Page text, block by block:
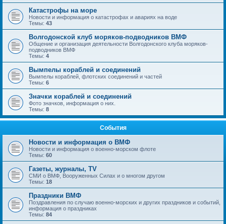
Катастрофы на море
Новости и информация о катастрофах и авариях на воде
Темы: 43
Волгодонской клуб моряков-подводников ВМФ
Общение и организация деятельности Волгодонского клуба моряков-
подводников ВМФ
Темы: 4
Вымпелы кораблей и соединений
Вымпелы кораблей, флотских соединений и частей
Темы: 6
Значки кораблей и соединений
Фото значков, информация о них.
Темы: 8
События
Новости и информация о ВМФ
Новости и информация о военно-морском флоте
Темы: 60
Газеты, журналы, TV
СМИ о ВМФ, Вооруженных Силах и о многом другом
Темы: 18
Праздники ВМФ
Поздравления по случаю военно-морских и других праздников и событий,
информация о праздниках
Темы: 84